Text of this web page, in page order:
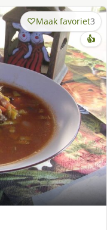
Maak favoriet3
👍